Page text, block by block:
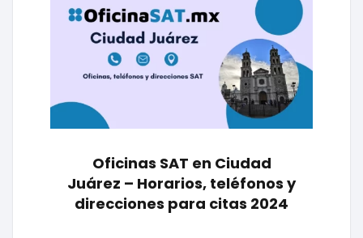
Oficinas SAT en Ciudad
Juárez – Horarios, teléfonos y
direcciones para citas 2024